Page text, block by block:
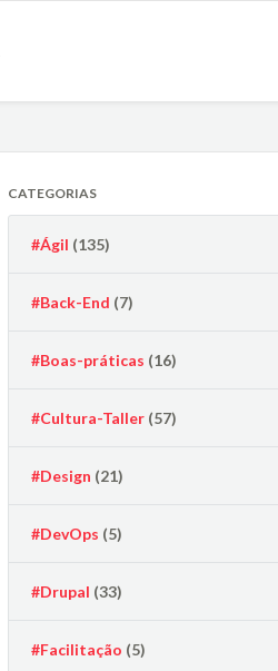
CATEGORIAS
#Ágil (135)
#Back-End (7)
#Boas-práticas (16)
#Cultura-Taller (57)
#Design (21)
#DevOps (5)
#Drupal (33)
#Facilitação (5)